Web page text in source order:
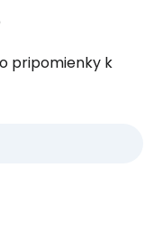
pripomienky k